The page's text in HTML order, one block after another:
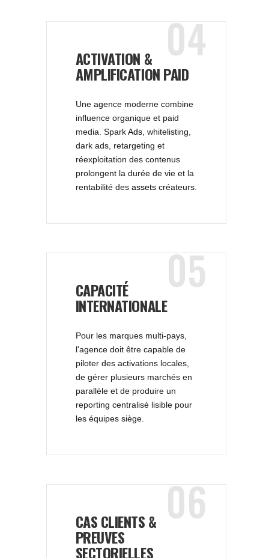
04
ACTIVATION &
AMPLIFICATION PAID
Une agence moderne combine
influence organique et paid
media. SparkAds, whitelisting,
dark ads, retargeting et
réexploitation des contenus
prolongent la durée de vie et la
rentabilité des assetscréateurs.
05
CAPACITÉ
INTERNATIONALE
Pour les marques multi-pays,
l'agence doit être capable de
piloter des activations locales,
de gérer plusieurs marchés en
parallèle et de produire un
reporting centralisé lisible pour
les équipes siège.
06
CAS CLIENTS &
PREUVES
SECTORIELLES